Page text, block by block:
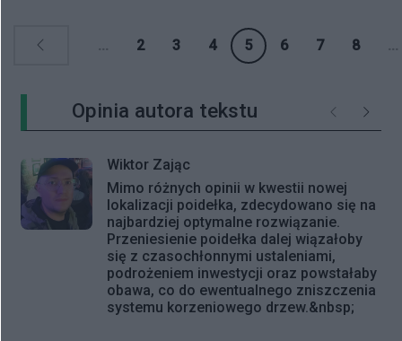
... 2 3 4 5 6 7 8 ...
Opinia autora tekstu Poprzednie
Wiktor Zając
Mimo różnych opinii w kwestii nowej
lokalizacji poidełka, zdecydowano się na
najbardziej optymalne rozwiązanie.
Przeniesienie poidełka dalej wiązałoby
się z czasochłonnymi ustaleniami,
podrożeniem inwestycji oraz powstałaby
obawa, co do ewentualnego zniszczenia
systemu korzeniowego drzew.&nbsp;